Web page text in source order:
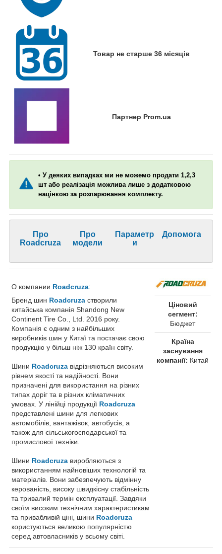
Товар не старше 36 місяців
Партнер Prom.ua
• У деяких випадках ми не можемо продати 1,2,3
шт або реалізація можлива лише з додатковою
націнкою за розпарювання комплекту.
Про
Roadcruza
Про
модели
Параметр
и
Допомога
О компании Roadcruza:
Бренд шин Roadcruza створили
китайська компанія Shandong New
Continent Tire Co., Ltd. 2016 року.
Компанія є одним з найбільших
виробників шин у Китаї та постачає свою
продукцію у більш ніж 130 країн світу.
Шини Roadcruza відрізняються високим
рівнем якості та надійності. Вони
призначені для використання на різних
типах доріг та в різних кліматичних
умовах. У лінійці продукції Roadcruza
представлені шини для легкових
автомобілів, вантажівок, автобусів, а
також для сільськогосподарської та
промислової техніки.
Шини Roadcruza виробляються з
використанням найновіших технологій та
матеріалів. Вони забезпечують відмінну
керованість, високу швидкісну стабільність
та тривалий термін експлуатації. Завдяки
своїм високим технічним характеристикам
та привабливій ціні, шини Roadcruza
користуються великою популярністю
серед автовласників у всьому світі.
Ціновий
сегмент:
Бюджет
Країна
заснування
компанії: Китай